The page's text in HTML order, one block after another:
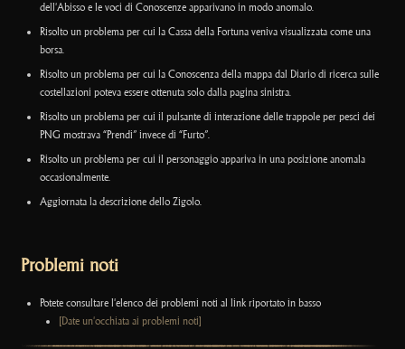
dell'Abisso e le voci di Conoscenze apparivano in modo anomalo.
Risolto un problema per cui la Cassa della Fortuna veniva visualizzata come una
borsa.
Risolto un problema per cui la Conoscenza della mappa dal Diario di ricerca sulle
costellazioni poteva essere ottenuta solo dalla pagina sinistra.
Risolto un problema per cui il pulsante di interazione delle trappole per pesci dei
PNG mostrava “Prendi” invece di “Furto”.
Risolto un problema per cui il personaggio appariva in una posizione anomala
occasionalmente.
Aggiornata la descrizione dello Zigolo.
Problemi noti
Potete consultare l'elenco dei problemi noti al link riportato in basso
[Date un'occhiata ai problemi noti]